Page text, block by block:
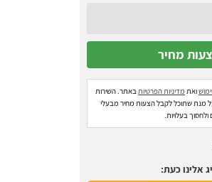
ואת מדיניות הפרטיותבאתר. השירות
על מנת שתוכל לקבל הצעות מחיר מבעלי
בעלויות.
אלינו כעת: